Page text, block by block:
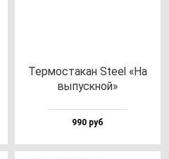
Тер­мос­та­кан Ste­el «На
вы­пус­кной»
990 руб